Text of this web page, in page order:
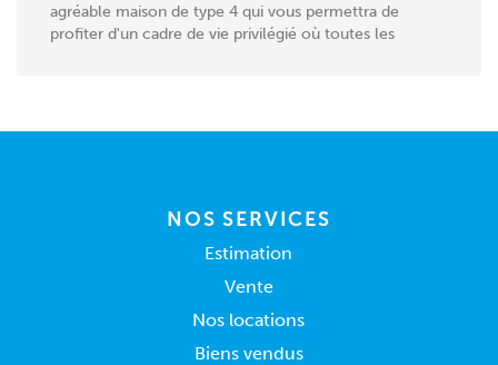
agréable maison de type 4 qui vous permettra de
profiter d'un cadre de vie privilégié où toutes les
NOS SERVICES
Estimation
Vente
Nos locations
Biens vendus